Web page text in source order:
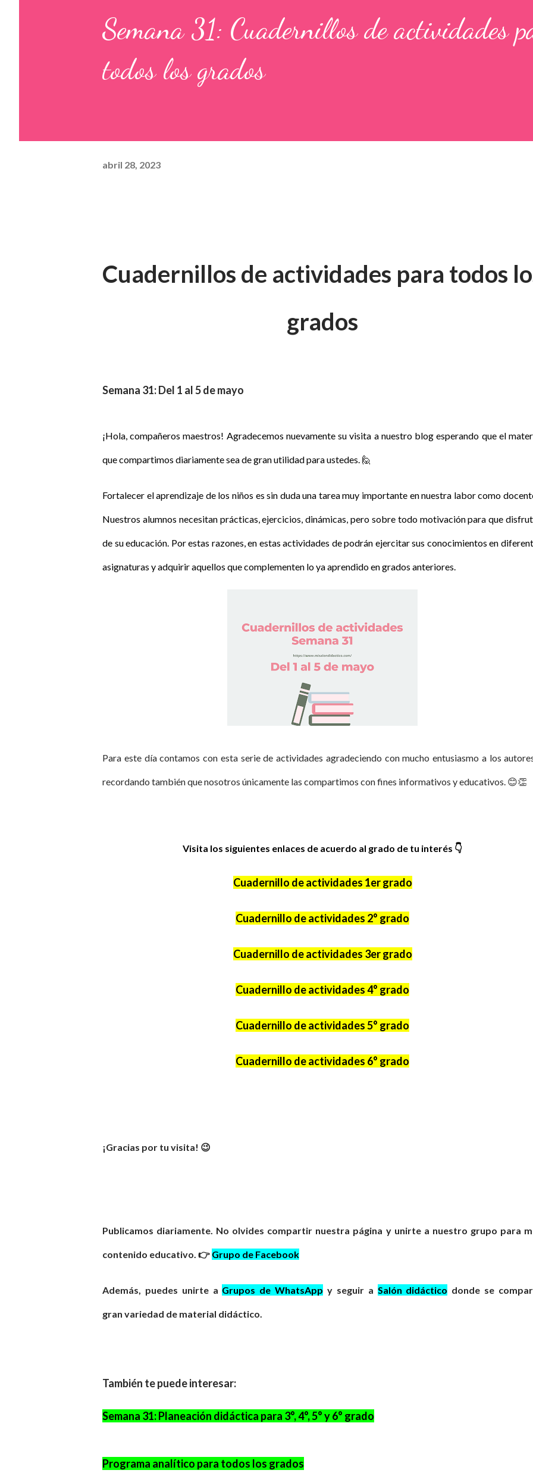
Semana 31: Cuadernillos de actividades
todos los grados
abril 28, 2023
Cuadernillos de actividades para todos
grados
Semana 31: Del 1 al 5 de mayo
¡Hola, compañeros maestros! Agradecemos nuevamente su visita a nuestro blog esperando que el
que compartimos diariamente sea de gran utilidad para ustedes. 🙋
Fortalecer el aprendizaje de los niños es sin duda una tarea muy importante en nuestra labor como
Nuestros alumnos necesitan prácticas, ejercicios, dinámicas, pero sobre todo motivación para que
de su educación. Por estas razones, en estas actividades de podrán ejercitar sus conocimientos en
asignaturas y adquirir aquellos que complementen lo ya aprendido en grados anteriores.
Para este día contamos con esta serie de actividades agradeciendo con mucho entusiasmo a los
recordando también que nosotros únicamente las compartimos con fines informativos y educativos. 😊👏
Visita los siguientes enlaces de acuerdo al grado de tu interés 👇
Cuadernillo de actividades 1er grado
Cuadernillo de actividades 2° grado
Cuadernillo de actividades 3er grado
Cuadernillo de actividades 4° grado
Cuadernillo de actividades 5° grado
Cuadernillo de actividades 6° grado
¡Gracias por tu visita! 😉
Publicamos diariamente. No olvides compartir nuestra página y unirte a nuestro grupo para
contenido educativo. 👉 Grupo de Facebook
Además, puedes unirte a Grupos de WhatsApp y seguir a Salón didáctico donde se
gran variedad de material didáctico.
También te puede interesar:
Semana 31: Planeación didáctica para 3°, 4°, 5° y 6° grado
Programa analítico para todos los grados